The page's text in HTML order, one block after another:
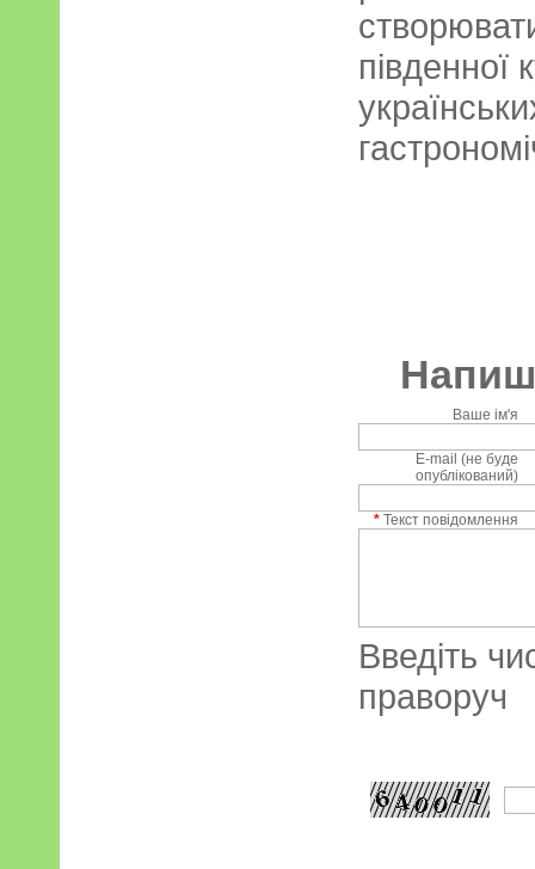
південної
Ваше ім'я
E-mail (не буде
опублікований)
* Текст повідомлення
Введіть
праворуч